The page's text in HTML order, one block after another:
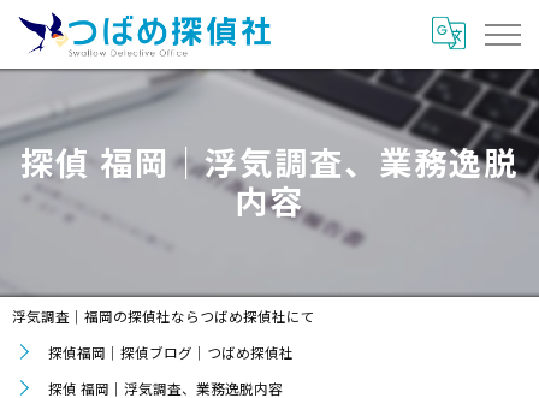
探偵 福岡｜浮気調査、業務逸脱
内容
浮気調査｜福岡の探偵社ならつばめ探偵社にて
探偵福岡｜探偵ブログ｜つばめ探偵社
探偵 福岡｜浮気調査、業務逸脱内容